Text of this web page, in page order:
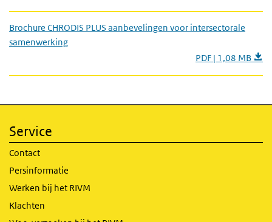
Brochure CHRODIS PLUS aanbevelingen voor intersectorale
samenwerking
PDF | 1,08 MB
Service
Contact
Persinformatie
Werken bij het RIVM
Klachten